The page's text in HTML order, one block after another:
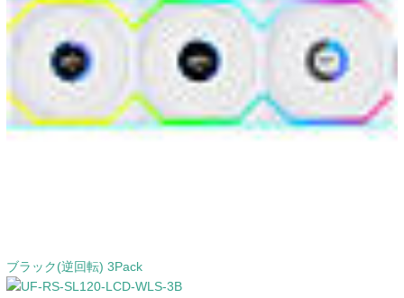
ブラック(逆回転) 3Pack